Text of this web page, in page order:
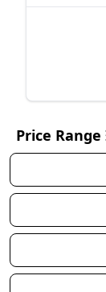
Price Range